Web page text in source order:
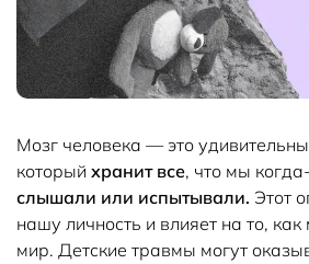
Мозг человека — это
который хранит все, что мы
слышали или испытывали. Этот
нашу личность и влияет на то,
мир. Детские травмы могут